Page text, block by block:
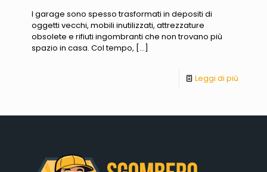
I garage sono spesso trasformati in depositi di
oggetti vecchi, mobili inutilizzati, attrezzature
obsolete e rifiuti ingombranti che non trovano più
spazio in casa. Col tempo, […]
Leggi di più